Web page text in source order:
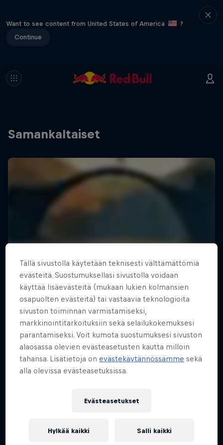
Want to see content from United States of America
?
Continue
Samankaltaiset
Tällä sivustolla käytetään teknisesti välttämättömiä
evästeitä. Suostumuksellasi sivustolla voidaan
käyttää lisäevästeitä (mukaan lukien kolmansien
osapuolten evästeitä) tai vastaavia teknologioita
sivuston toiminnan varmistamiseksi,
markkinointitarkoituksiin sekä selailukokemuksesi
parantamiseksi. Voit kumota suostumuksesi sivuston
alaosassa olevien evästeasetusten kautta milloin
tahansa. Lisätietoja onevästekäytännössämme sekä
alla olevissa evästeasetuksissa.
Evästeasetukset
Hylkää kaikki Salli kaikki